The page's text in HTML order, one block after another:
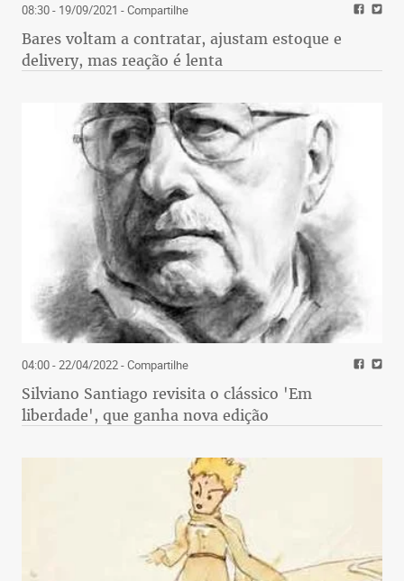
08:30 - 19/09/2021 - Compartilhe
Bares voltam a contratar, ajustam estoque e
delivery, mas reação é lenta
04:00 - 22/04/2022- Compartilhe
Silviano Santiago revisita o clássico 'Em
liberdade', que ganha nova edição